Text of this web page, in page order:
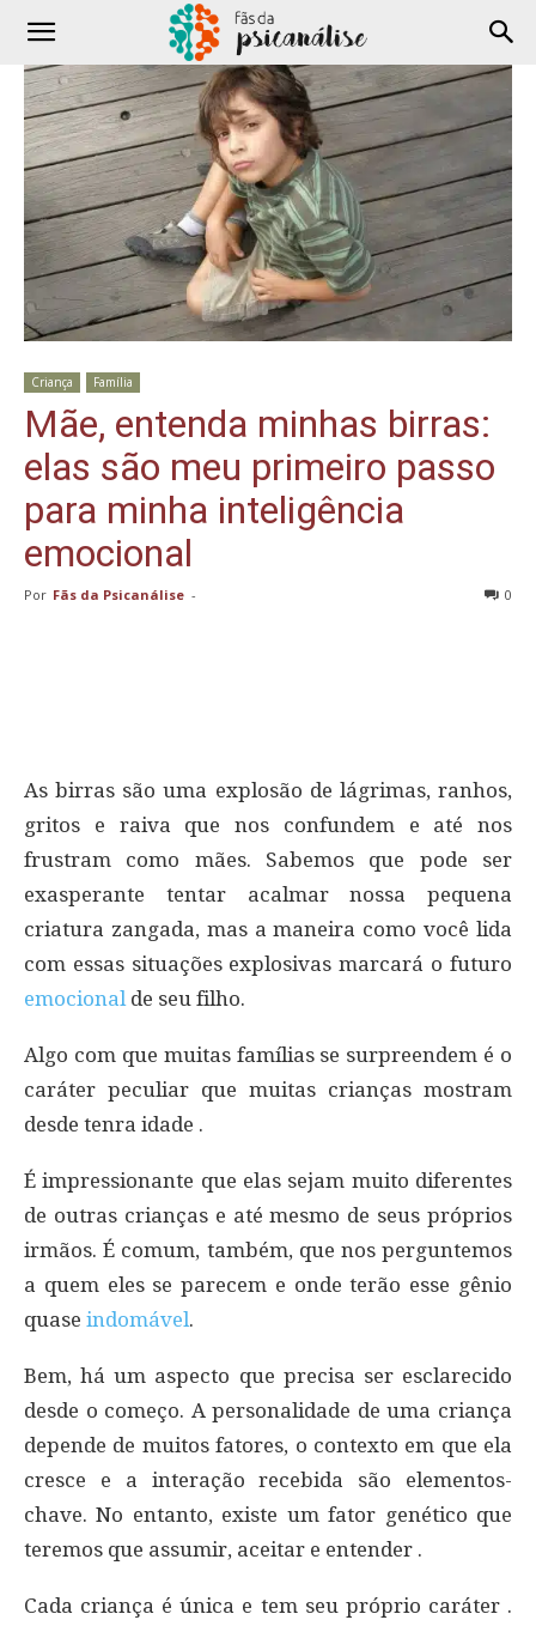
Criança Família
Mãe, entenda minhas birras:
elas são meu primeiro passo
para minha inteligência
emocional
Por Fãs da Psicanálise - 0
As birras são uma explosão de lágrimas, ranhos,
gritos e raiva que nos confundem e até nos
frustram como mães. Sabemos que pode ser
exasperante tentar acalmar nossa pequena
criatura zangada, mas a maneira como você lida
com essas situações explosivas marcará o futuro
emocional de seu filho.
Algo com que muitas famílias se surpreendem é o
caráter peculiar que muitas crianças mostram
desde tenra idade .
É impressionante que elas sejam muito diferentes
de outras crianças e até mesmo de seus próprios
irmãos. É comum, também, que nos perguntemos
a quem eles se parecem e onde terão esse gênio
quase indomável.
Bem, há um aspecto que precisa ser esclarecido
desde o começo. A personalidade de uma criança
depende de muitos fatores, o contexto em que ela
cresce e a interação recebida são elementos-
chave. No entanto, existe um fator genético que
teremos que assumir, aceitar e entender .
Cada criança é única e tem seu próprio caráter .